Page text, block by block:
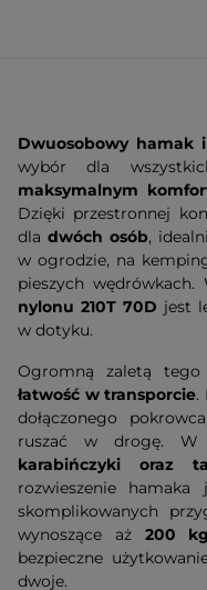
Dwuosobowy hamak
wybór dla
maksymalnym
Dzięki przestronnej
dla dwóch osób,
w ogrodzie, na
pieszych wędrówkach.
nylonu 210T 70D jest
w dotyku.
Ogromną zaletą
łatwość w transporcie.
dołączonego
ruszać w drogę. W
karabińczyki oraz
rozwieszenie
skomplikowanych
wynoszące aż 200 kg
bezpieczne
dwoje.